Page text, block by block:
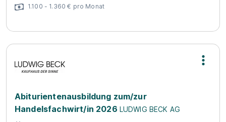
1.100 - 1.360 € pro Monat
Abiturientenausbildung zum/zur
Handelsfachwirt/in 2026 LUDWIG BECK AG